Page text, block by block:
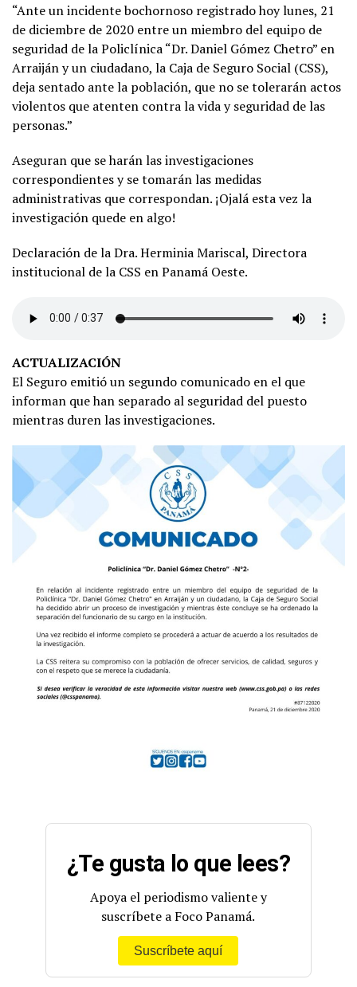
“Ante un incidente bochornoso registrado hoy lunes, 21
de diciembre de 2020 entre un miembro del equipo de
seguridad de la Policlínica “Dr. Daniel Gómez Chetro” en
Arraiján y un ciudadano, la Caja de Seguro Social (CSS),
deja sentado ante la población, que no se tolerarán actos
violentos que atenten contra la vida y seguridad de las
personas.”
Aseguran que se harán las investigaciones
correspondientes y se tomarán las medidas
administrativas que correspondan. ¡Ojalá esta vez la
investigación quede en algo!
Declaración de la Dra. Herminia Mariscal, Directora
institucional de la CSS en Panamá Oeste.
ACTUALIZACIÓN
El Seguro emitió un segundo comunicado en el que
informan que han separado al seguridad del puesto
mientras duren las investigaciones.
¿Te gusta lo que lees?
Apoya el periodismo valiente y
suscríbete a Foco Panamá.
Suscríbete aquí